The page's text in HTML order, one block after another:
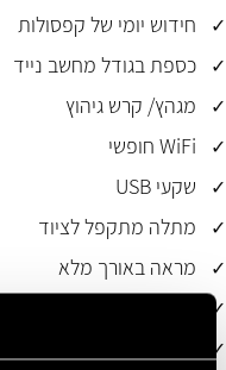
חידוש יומי של קפסולות
כספת בגודל מחשב נייד
מגהץ/ קרש גיהוץ
WiFi חופשי
שקעי USB
מתלה מתקפל לציוד
מראה באורך מלא